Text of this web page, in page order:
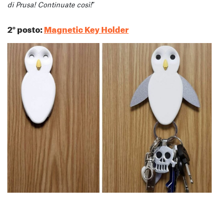
di Prusa! Continuate così!”
2° posto:Magnetic Key Holder